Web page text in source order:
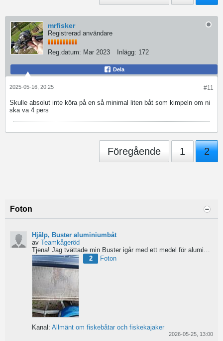
mrfisker
Registrerad användare
Reg.datum: Mar 2023 Inlägg: 172
Dela
#11
2025-05-16, 20:25
Skulle absolut inte köra på en så minimal liten båt som kimpeln om ni
ska va 4 pers
Föregående 1 2
Foton
Hjälp, Buster aluminiumbåt
av Teamkågeröd
Tjena! Jag tvättade min Buster igår med ett medel för aluminiumbåtar och nu blev ytan konstig/flammig...
2
Foton
Kanal: Allmänt om fiskebåtar och fiskekajaker
2026-05-25, 13:00